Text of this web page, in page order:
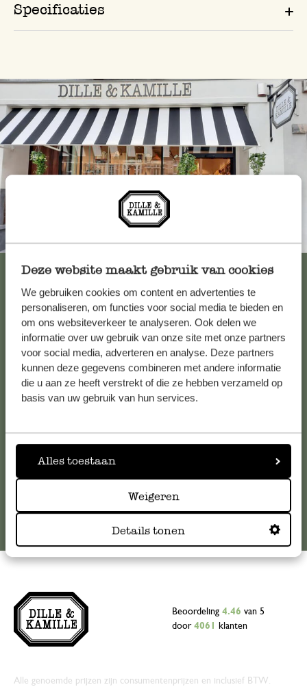
Deze website maakt gebruik van cookies
We gebruiken cookies om content en advertenties te
personaliseren, om functies voor social media te bieden en
om ons websiteverkeer te analyseren. Ook delen we
informatie over uw gebruik van onze site met onze partners
voor social media, adverteren en analyse. Deze partners
kunnen deze gegevens combineren met andere informatie
die u aan ze heeft verstrekt of die ze hebben verzameld op
basis van uw gebruik van hun services.
Alles toestaan
Weigeren
Details tonen
Specificaties
Altijd in de buurt
Bekijk alle 62 winkels
Klantenservice
Voor vragen, tips of hulp kun je contact opnemen met onze
klantenservice. Of bekijk hier het antwoord op de
meestgestelde vragen.
klantenservice@dille-kamille.com
Online Klantenservice
Beoordeling 4.46 van 5
door 4061 klanten
Alle genoemde prijzen zijn consumentenprijzen en inclusief BTW.